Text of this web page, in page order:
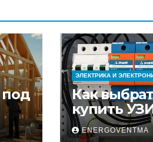
под
ЭЛЕКТРИКА И
Как
купить
ENERGOVENTMA